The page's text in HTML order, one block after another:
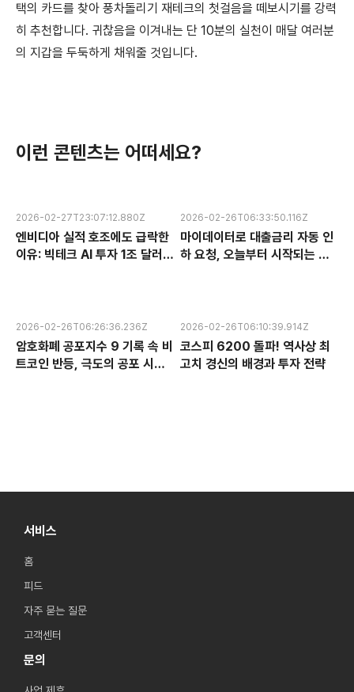
택의 카드를 찾아 풍차돌리기 재테크의 첫걸음을 떼보시기를 강력
히 추천합니다. 귀찮음을 이겨내는 단 10분의 실천이 매달 여러분
의 지갑을 두둑하게 채워줄 것입니다.
이런 콘텐츠는 어떠세요?
2026-02-27T23:07:12.880Z
엔비디아 실적 호조에도 급락한
이유: 빅테크 AI 투자 1조 달러의
2026-02-26T06:33:50.116Z
마이데이터로 대출금리 자동 인
하 요청, 오늘부터 시작되는 금
2026-02-26T06:26:36.236Z
암호화폐 공포지수 9 기록 속 비
트코인 반등, 극도의 공포 시장
2026-02-26T06:10:39.914Z
코스피 6200 돌파! 역사상 최
고치 경신의 배경과 투자 전략
서비스
홈
피드
자주 묻는 질문
고객센터
문의